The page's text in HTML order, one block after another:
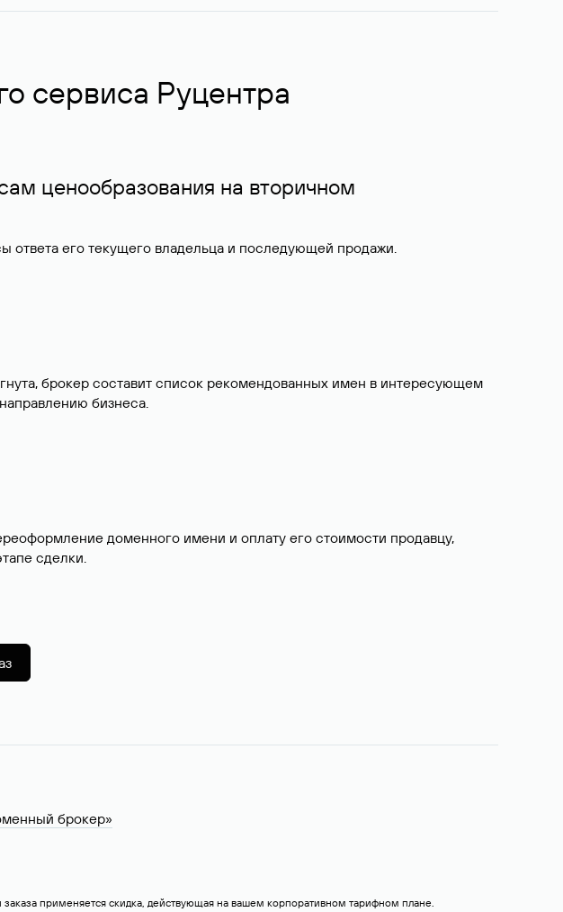
сервиса Руцентра
ценообразования на вторичном
ответа его текущего владельца и последующей продажи.
брокер составит список рекомендованных имен в интересующем
бизнеса.
доменного имени и оплату его стоимости продавцу,
сделки.
брокер»
применяется скидка, действующая на вашем корпоративном тарифном плане.